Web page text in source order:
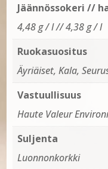
Jäännössokeri //
4,48 g / l // 4,38 g / l
Ruokasuositus
Äyriäiset, Kala,
Vastuullisuus
Haute Valeur
Suljenta
Luonnonkorkki